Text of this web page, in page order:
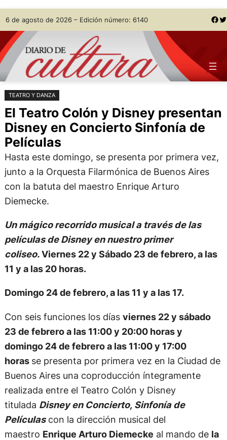
Saltar
al
contenido
Skip
to
content
6 de agosto de 2026 – Edición número: 6140 Facebook Twitter
TEATRO Y DANZA
El Teatro Colón y Disney presentan
Disney en Concierto Sinfonía de
Películas
Hasta este domingo, se presenta por primera vez,
junto a la Orquesta Filarmónica de Buenos Aires
con la batuta del maestro Enrique Arturo
Diemecke.
Un mágico recorrido musical a través de las
películas de Disney en nuestro primer
coliseo.Viernes 22 y Sábado 23 de febrero, a las
11 y a las 20 horas.
Domingo 24 de febrero, a las 11 y a las 17.
Con seis funciones los días viernes 22 y sábado
23 de febrero a las 11:00 y 20:00 horas y
domingo 24 de febrero a las 11:00 y 17:00
horas se presenta por primera vez en la Ciudad de
Buenos Aires una coproducción íntegramente
realizada entre el Teatro Colón y Disney
titulada Disney en Concierto, Sinfonía de
Películascon la dirección musical del
maestro Enrique Arturo Diemecke al mando de la